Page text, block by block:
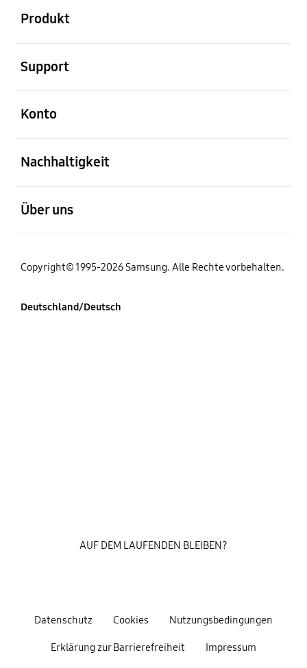
Produkt
Support
Konto
Nachhaltigkeit
Über uns
Copyright© 1995-2026 Samsung. Alle Rechte vorbehalten.
Deutschland/Deutsch
Datenschutz Cookies Nutzungsbedingungen
Erklärung zur Barrierefreiheit Impressum
AUF DEM LAUFENDEN BLEIBEN?